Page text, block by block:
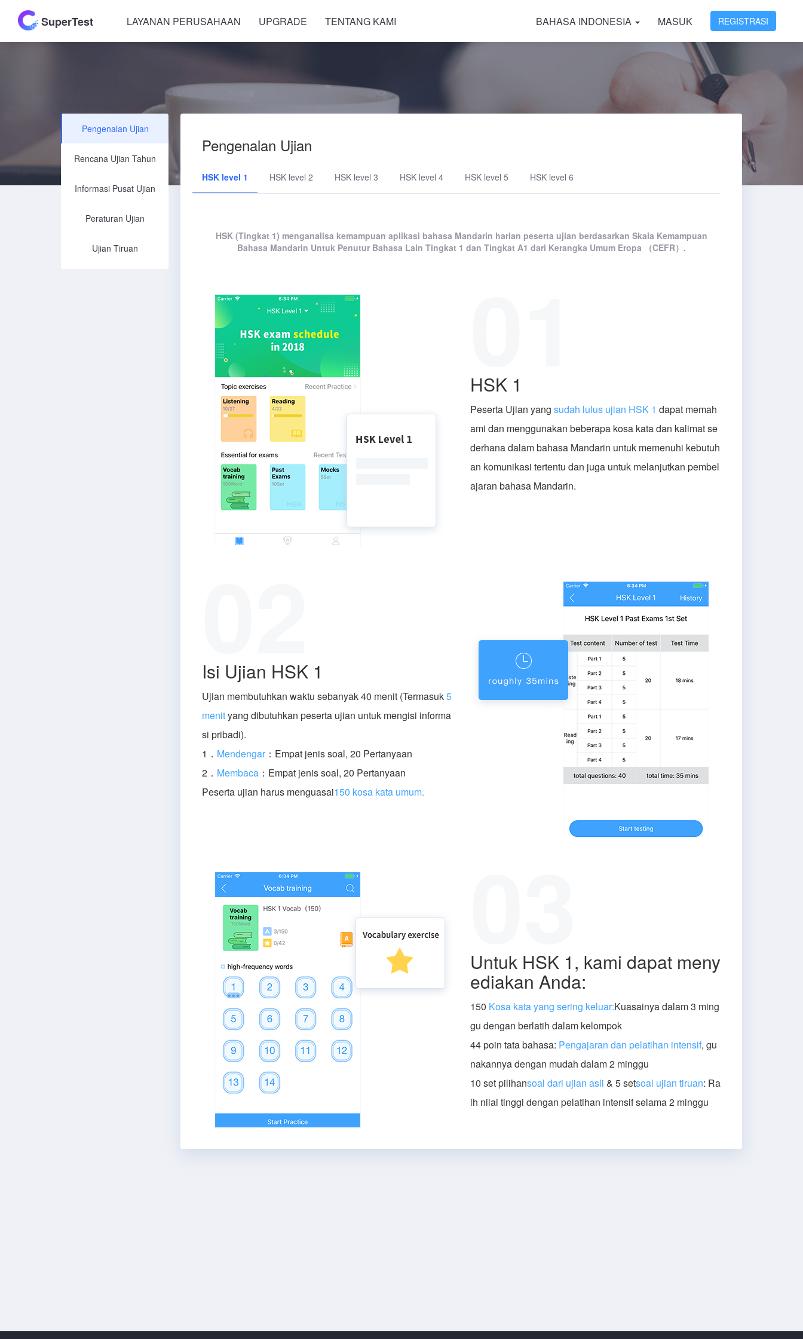
SuperTest LAYANAN PERUSAHAAN UPGRADE TENTANG KAMI BAHASA INDONESIA MASUK REGISTRASI
Pengenalan Ujian
Rencana Ujian Tahun
Informasi Pusat Ujian
Peraturan Ujian
Ujian Tiruan
Pengenalan Ujian
HSK level 1 HSK level 2 HSK level 3 HSK level 4 HSK level 5 HSK level 6
HSK (Tingkat 1) menganalisa kemampuan aplikasi bahasa Mandarin harian peserta ujian berdasarkan Skala Kemampuan
Bahasa Mandarin Untuk Penutur Bahasa Lain Tingkat 1 dan Tingkat A1 dari Kerangka Umum Eropa （CEFR）.
HSK 1
Peserta Ujian yang sudah lulus ujian HSK 1 dapat memah
ami dan menggunakan beberapa kosa kata dan kalimat se
derhana dalam bahasa Mandarin untuk memenuhi kebutuh
an komunikasi tertentu dan juga untuk melanjutkan pembel
ajaran bahasa Mandarin.
Isi Ujian HSK 1
Ujian membutuhkan waktu sebanyak 40 menit (Termasuk5
menityang dibutuhkan peserta ujian untuk mengisi informa
si pribadi).
1． Mendengar：Empat jenis soal, 20 Pertanyaan
2． Membaca ：Empat jenis soal, 20 Pertanyaan
Peserta ujian harus menguasai150 kosa kata umum.
Untuk HSK 1, kami dapat meny
ediakan Anda:
150 Kosa kata yang sering keluar:Kuasainya dalam 3 ming
gu dengan berlatih dalam kelompok
44 poin tata bahasa: Pengajaran dan pelatihan intensif, gu
nakannya dengan mudah dalam 2 minggu
10 set pilihansoal dari ujian asli & 5 setsoal ujian tiruan: Ra
ih nilai tinggi dengan pelatihan intensif selama 2 minggu